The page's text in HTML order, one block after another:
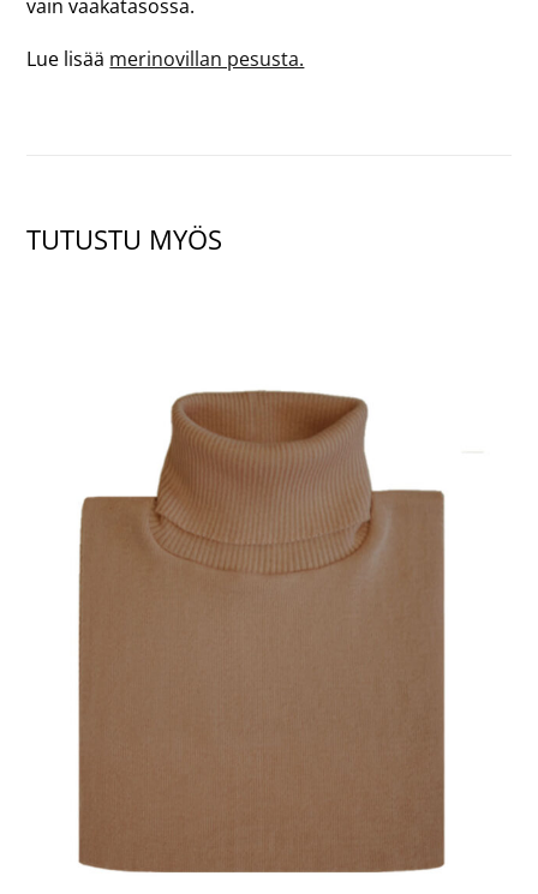
vain vaakatasossa.
Lue lisää merinovillan pesusta.
TUTUSTU MYÖS